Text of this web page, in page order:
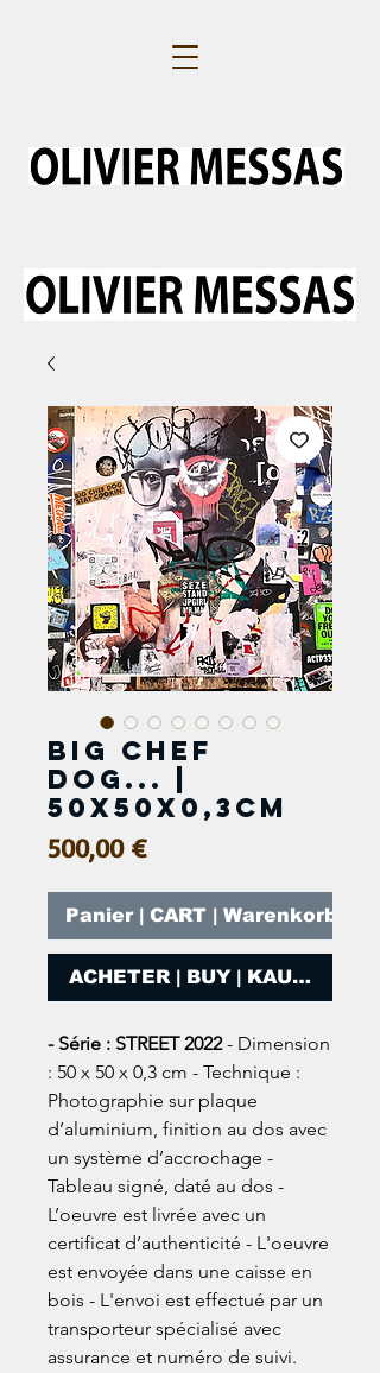
BIG CHEF
DOG... |
50x50x0,3cm
500,00 €Prix
Panier | CART | Warenkorb
ACHETER | BUY | KAUFEN
- Série : STREET 2022- Dimension
: 50 x 50 x 0,3 cm - Technique :
Photographie sur plaque
d’aluminium, finition au dos avec
un système d’accrochage -
Tableau signé, daté au dos -
L’oeuvre est livrée avec un
certificat d’authenticité - L'oeuvre
est envoyée dans une caisse en
bois - L'envoi est effectué par un
transporteur spécialisé avec
assurance et numéro de suivi.